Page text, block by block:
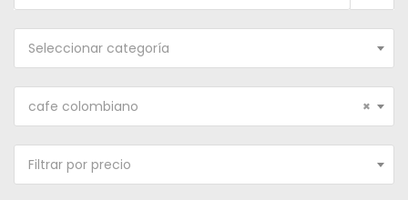
Seleccionar categoría
×
cafe colombiano
Filtrar por precio